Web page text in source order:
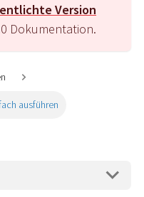
Version
Dokumentation.
ausführen